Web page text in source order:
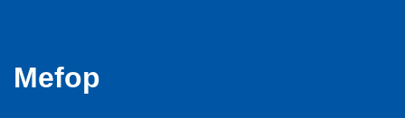
Mefop